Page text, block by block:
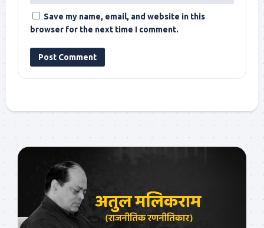
Save my name, email, and website in this
browser for the next time I comment.